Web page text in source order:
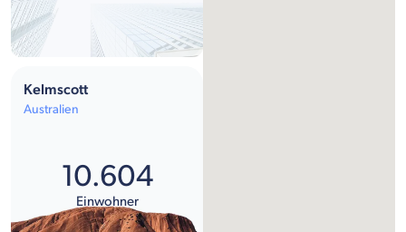
Kelmscott
Australien
10.604
Einwohner